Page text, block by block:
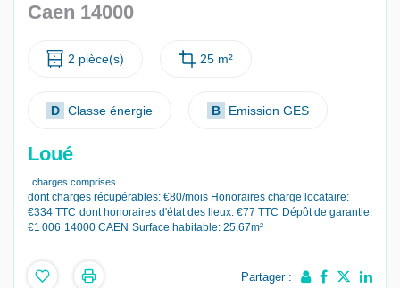
Caen 14000
2 pièce(s) 25 m²
D Classe énergie B Emission GES
Loué
charges comprises
dont charges récupérables: €80/mois Honoraires charge locataire:
€334 TTC dont honoraires d'état des lieux: €77 TTC Dépôt de garantie:
€1 006 14000 CAEN Surface habitable: 25.67m²
Partager :